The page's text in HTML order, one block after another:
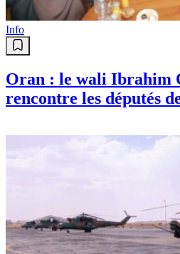
Info
Oran : le wali Ibrahim
rencontre les députés